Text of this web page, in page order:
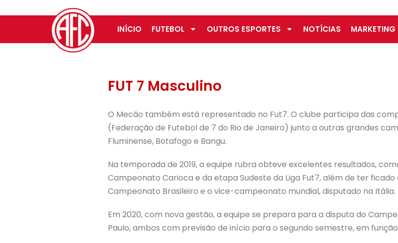
INÍCIO FUTEBOL OUTROS ESPORTES NOTÍCIAS MARKETING
FUT 7 Masculino
O Mecão também está representado no Fut7. O clube participa das
(Federação de Futebol de 7 do Rio de Janeiro) junto a outras grandes
Fluminense, Botafogo e Bangu.
Na temporada de 2019, a equipe rubra obteve excelentes resultados,
Campeonato Carioca e da etapa Sudeste da Liga Fut7, além de ter
Campeonato Brasileiro e o vice-campeonato mundial, disputado na Itália.
Em 2020, com nova gestão, a equipe se prepara para a disputa do
Paulo, ambos com previsão de início para o segundo semestre, em